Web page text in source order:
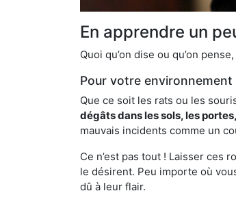
En apprendre un
Quoi qu’on dise ou qu’on
Pour votre environnement
Que ce soit les rats ou les
dégâts dans les sols, les
mauvais incidents comme un
Ce n’est pas tout ! Laisser ces
le désirent. Peu importe où
dû à leur flair.